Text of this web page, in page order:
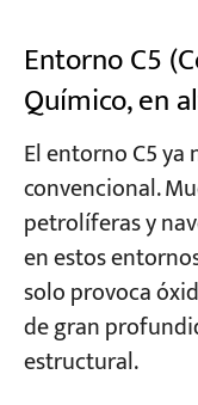
Entorno C5
Químico, en
El entorno C5
convencional.
petrolíferas y
en estos
solo provoca
de gran
estructural.